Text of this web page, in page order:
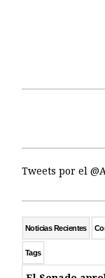
Tweets por el
Noticias Recientes
Tags